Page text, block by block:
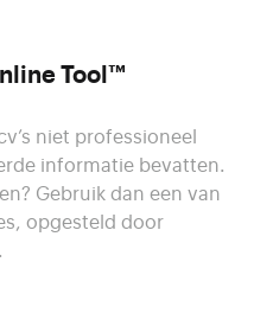
Tool™
niet professioneel
informatie bevatten.
Gebruik dan een van
opgesteld door